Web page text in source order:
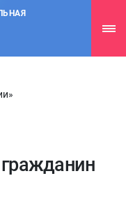
гражданин